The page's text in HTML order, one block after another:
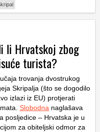
li Hrvatskoj zbog
turista?
trovanja dvostrukog
Skripalja (što se dogodilo
izlazi iz EU) protjerati
Slobodna naglašava
posljedice – Hrvatska je u
za obiteljski odmor za